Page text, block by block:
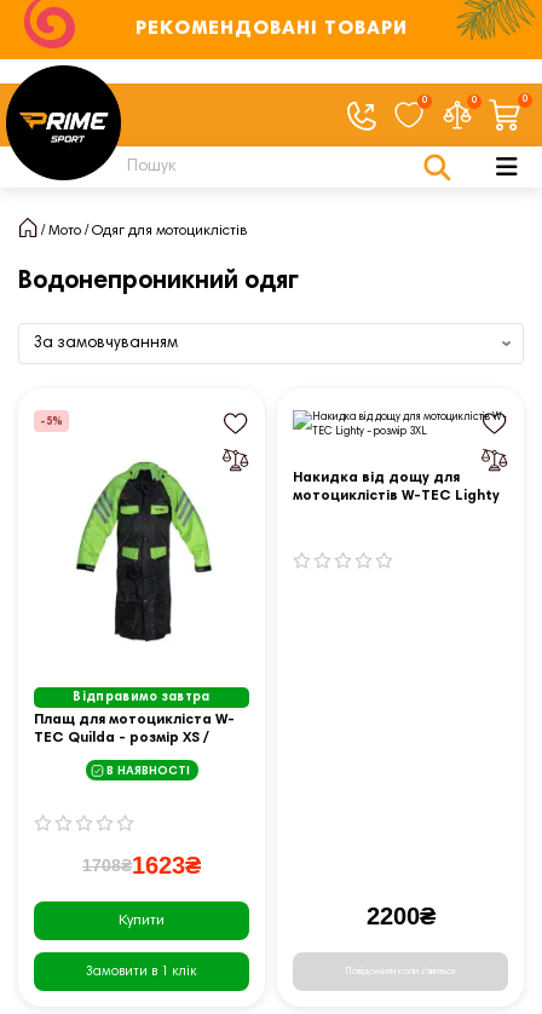
РЕКОМЕНДОВАНІ ТОВАРИ
0 0 0
Мото Одяг для мотоциклістів
Водонепроникний одяг
-5%
Відправимо завтра
Плащ для мотоцикліста W-
TEC Quilda - розмір XS /
В НАЯВНОСТІ
1708₴1623₴
Купити
Замовити в 1 клік
Накидка від дощу для
мотоциклістів W-TEC Lighty
2200₴
Повідомити коли з'явиться